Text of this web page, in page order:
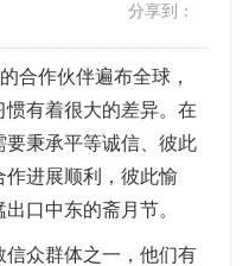
分享到：
合作伙伴遍布全球，
有着很大的差异。在
秉承平等诚信、彼此
进展顺利，彼此愉
口中东的斋月节。
信众群体之一，他们有